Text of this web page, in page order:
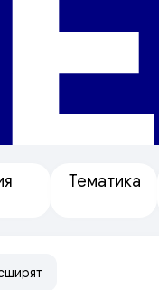
Тематика